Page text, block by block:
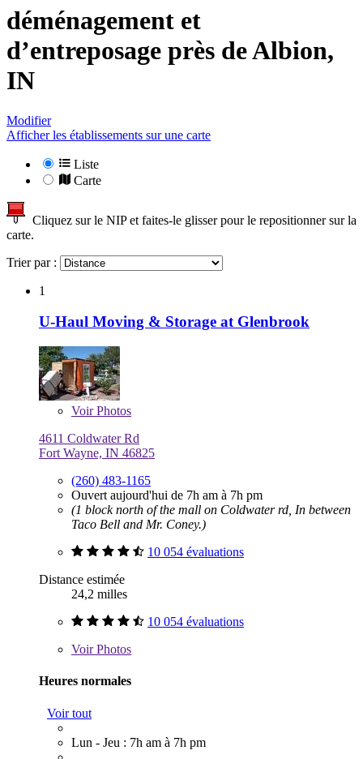
déménagement et
d’entreposage près deAlbion,
IN
Modifier
Afficher les établissements sur une carte
Liste
Carte
Cliquez sur le NIP et faites-le glisser pour le repositionner sur la
carte.
Trier par :
1
U-Haul Moving & Storage at Glenbrook
VoirPhotos
4611 Coldwater Rd
Fort Wayne, IN 46825
(260) 483-1165
Ouvert aujourd'hui de 7h am à 7h pm
(1 block north of the mall on Coldwater rd, In between
Taco Bell and Mr. Coney.)
10 054 évaluations
Distance estimée
24,2 milles
10 054 évaluations
VoirPhotos
Heures normales
Voir tout
Lun - Jeu : 7h am à 7h pm